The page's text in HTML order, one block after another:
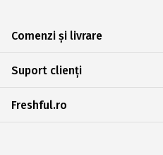
Comenzi și livrare
Suport clienți
Freshful.ro